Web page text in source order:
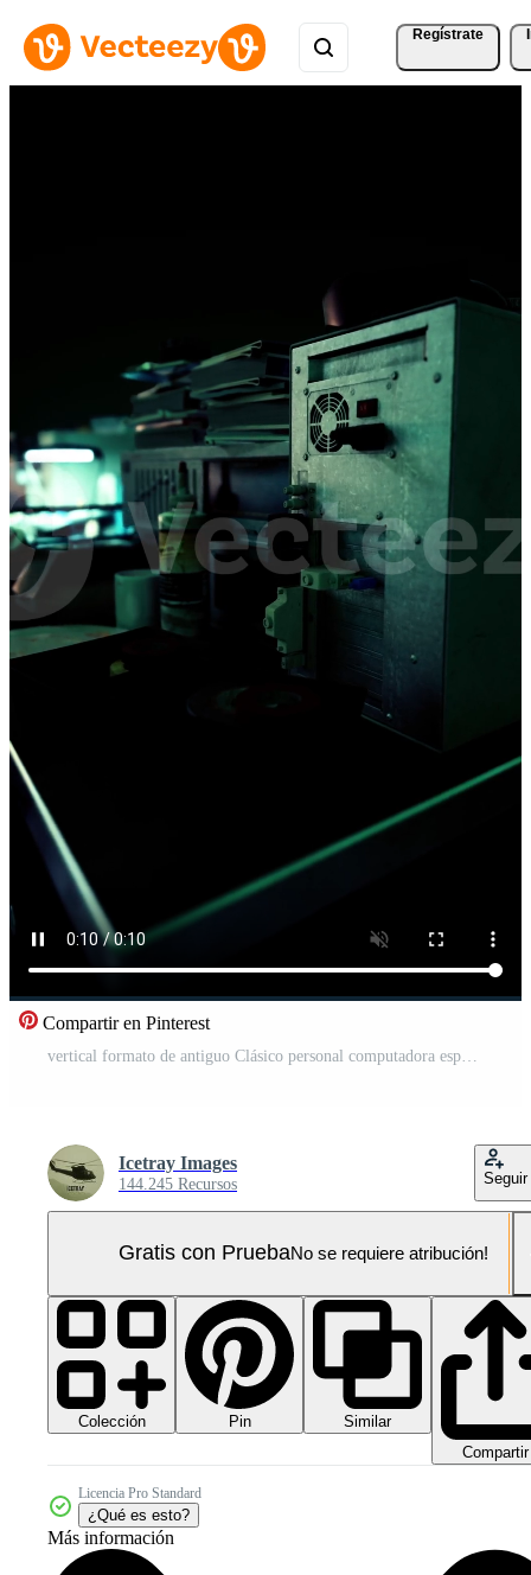
Regístrate
Compartir en Pinterest
Icetray Images
144.245 Recursos Seguir
Gratis con PruebaNo se requiere atribución!
Colección Pin
Similar
Compartir
Licencia Pro Standard
¿Qué es esto?
Más información